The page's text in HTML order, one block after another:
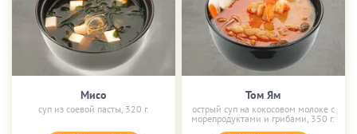
Мисо
суп из соевой пасты, 320 г.
Том Ям
острый суп на кокосовом молоке с
морепродуктами и грибами, 350 г.